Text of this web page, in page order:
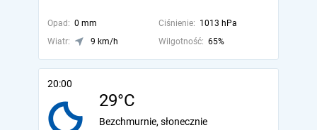
Opad: 0 mm Ciśnienie: 1013 hPa
Wiatr:
9 km/h Wilgotność: 65%
20:00
29°C
Bezchmurnie, słonecznie